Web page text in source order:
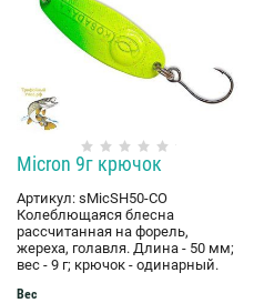
Micron 9г крючок
Артикул: sMicSH50-CO
Колеблющаяся блесна
рассчитанная на форель,
жереха, голавля. Длина - 50 мм;
вес - 9 г; крючок - одинарный.
Вес